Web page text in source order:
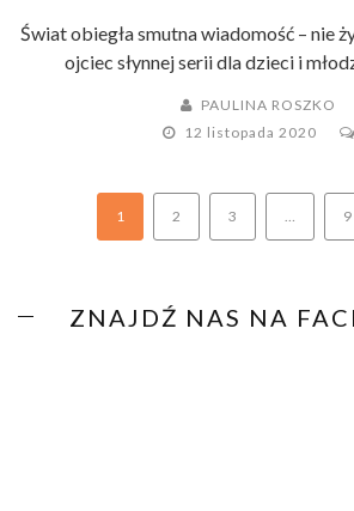
Świat obiegła smutna wiadomość – nie
ojciec słynnej serii dla dzieci i
PAULINA ROSZKO
12 listopada 2020
1 2 3 9
ZNAJDŹ NAS NA